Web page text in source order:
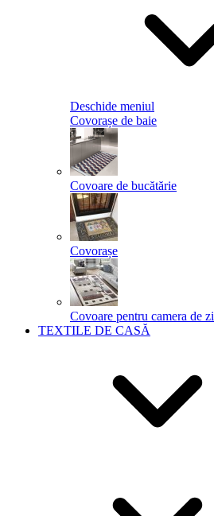
Deschide meniul
Covorașe de baie
Covoare de bucătărie
Covorașe
Covoare pentru camera de zi
TEXTILE DE CASĂ